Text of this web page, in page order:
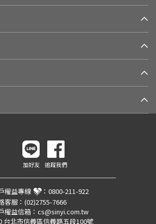
加好友 追蹤我們
權益專線 ： 0800-211-922
客服： (02)2755-7666
權益信箱： cs@sinyi.com.tw
台北市信義區信義路五段100號